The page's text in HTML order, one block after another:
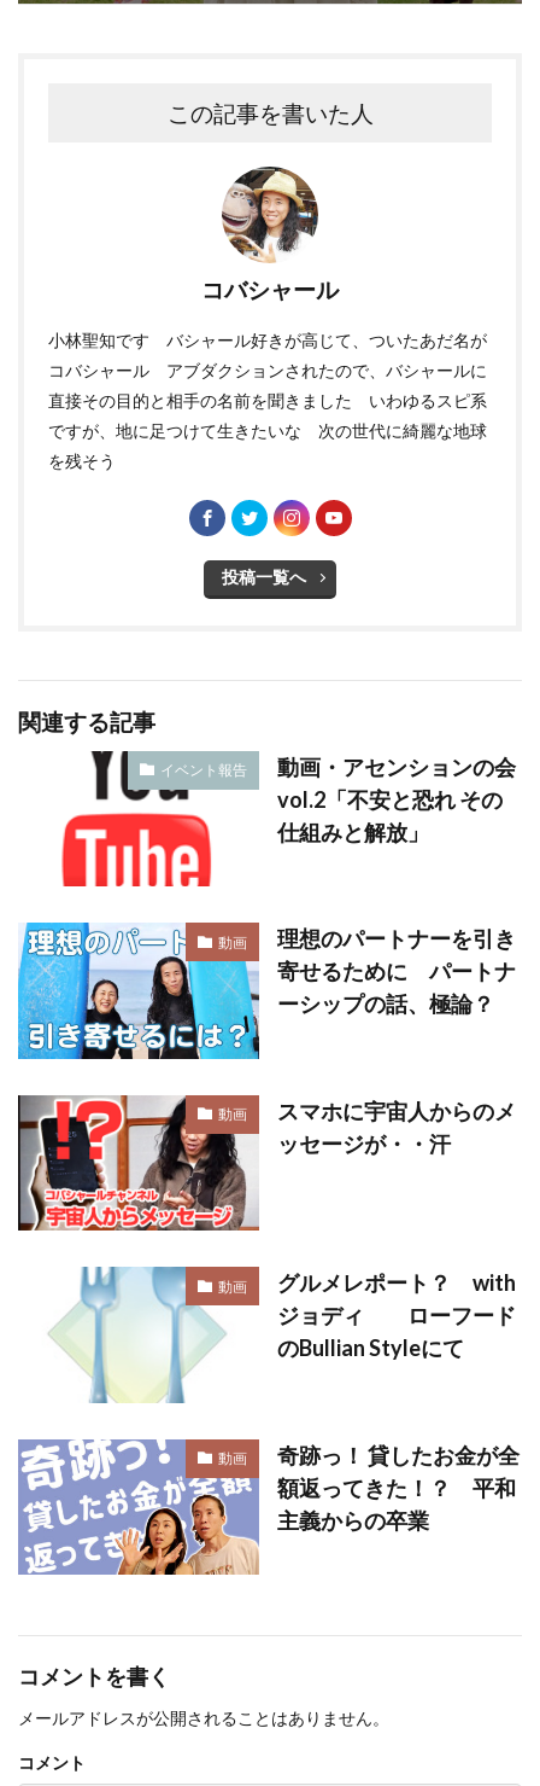
この記事を書いた人
コバシャール
小林聖知です バシャール好きが高じて、ついたあだ名が
コバシャール アブダクションされたので、バシャールに
直接その目的と相手の名前を聞きました いわゆるスピ系
ですが、地に足つけて生きたいな 次の世代に綺麗な地球
を残そう
投稿一覧へ
関連する記事
イベント報告
動画・アセンションの会
vol.2「不安と恐れ その
仕組みと解放」
動画
理想のパートナーを引き
寄せるために パートナ
ーシップの話、極論？
動画
スマホに宇宙人からのメ
ッセージが・・汗
動画
グルメレポート？ with
ジョディ ローフード
のBullian Styleにて
動画
奇跡っ！ 貸したお金が全
額返ってきた！？ 平和
主義からの卒業
コメントを書く
メールアドレスが公開されることはありません。
コメント